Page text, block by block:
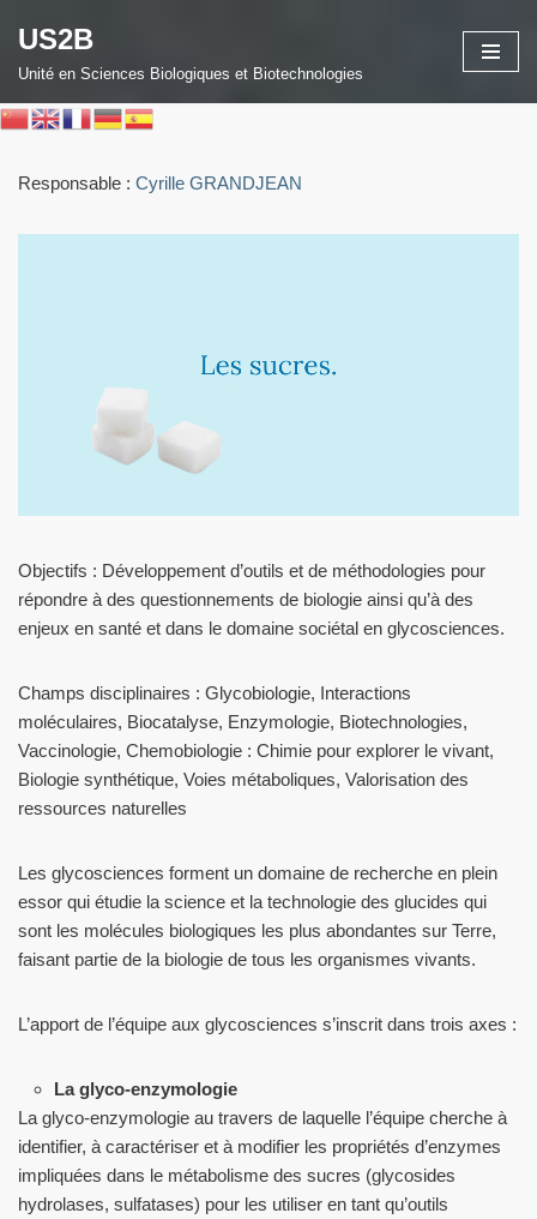
Aller
contenu
US2B
Unité en Sciences Biologiques et Biotechnologies
Responsable : Cyrille GRANDJEAN
Objectifs : Développement d’outils et de méthodologies pour
répondre à des questionnements de biologie ainsi qu’à des
enjeux en santé et dans le domaine sociétal en glycosciences.
Champs disciplinaires : Glycobiologie, Interactions
moléculaires, Biocatalyse, Enzymologie, Biotechnologies,
Vaccinologie, Chemobiologie : Chimie pour explorer le vivant,
Biologie synthétique, Voies métaboliques, Valorisation des
ressources naturelles
Les glycosciences forment un domaine de recherche en plein
essor qui étudie la science et la technologie des glucides qui
sont les molécules biologiques les plus abondantes sur Terre,
faisant partie de la biologie de tous les organismes vivants.
L’apport de l’équipe aux glycosciences s’inscrit dans trois axes :
La glyco-enzymologie
La glyco-enzymologie au travers de laquelle l’équipe cherche à
identifier, à caractériser et à modifier les propriétés d’enzymes
impliquées dans le métabolisme des sucres (glycosides
hydrolases, sulfatases) pour les utiliser en tant qu’outils